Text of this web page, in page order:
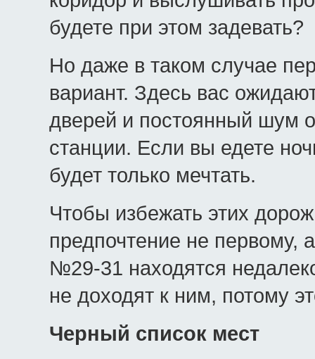
будете при этом задевать?
Но даже в таком случае
вариант. Здесь вас
дверей и постоянный шум
станции. Если вы едете
будет только мечтать.
Чтобы избежать этих
предпочтение не первому,
№29-31 находятся
не доходят к ним, потому
Черный список мест